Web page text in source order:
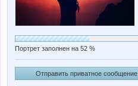
Портрет заполнен на 52 %
Отправить приватное сообщение